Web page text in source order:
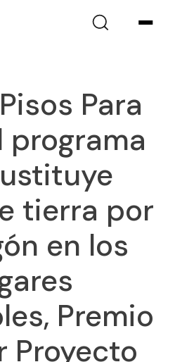
Para
programa
tierra por
en los
Premio
Proyecto